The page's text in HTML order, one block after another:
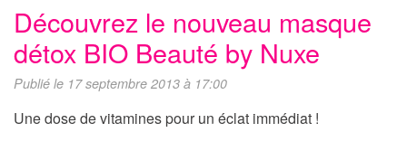
Découvrez le nouveau masque
détox BIO Beauté by Nuxe
Publié le 17 septembre 2013 à 17:00
Une dose de vitamines pour un éclat immédiat !